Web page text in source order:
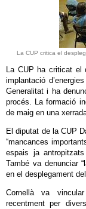
La CUP critica el
La CUP ha criticat el
implantació
Generalitat i ha
procés. La formació
de maig en una
El diputat de la CUP
“mancances
espais ja
També va denunciar
en el desplegament
Cornellà va
recentment per